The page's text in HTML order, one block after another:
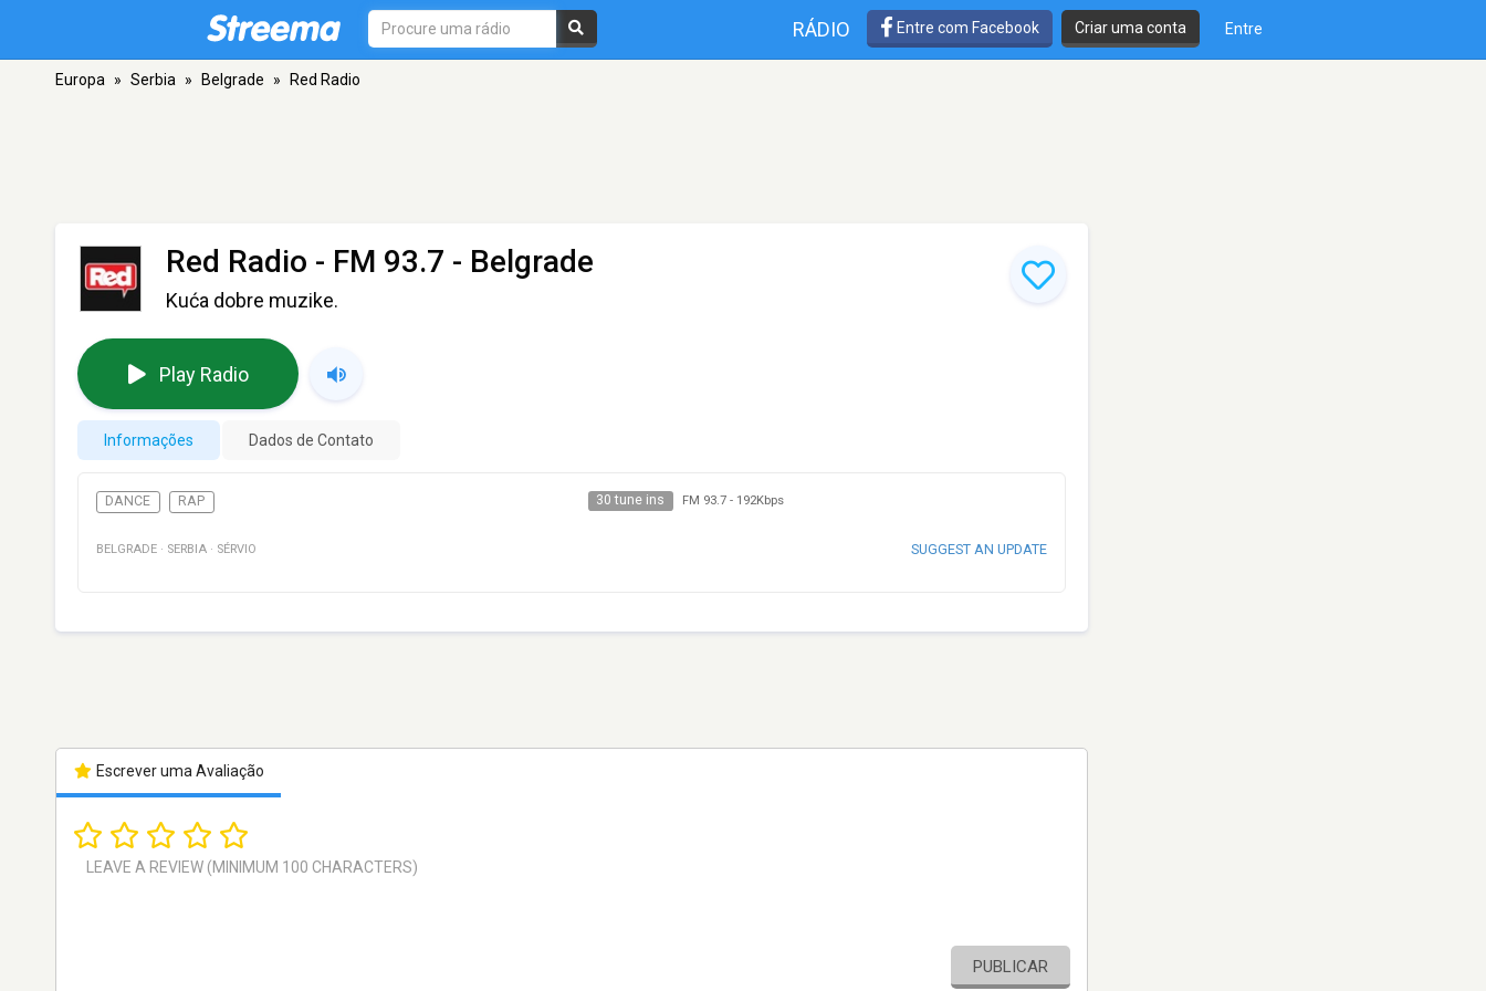
RÁDIO Entre com Facebook Criar uma conta Entre
Europa » Serbia » Belgrade » Red Radio
Red Radio - FM 93.7 - Belgrade
Kuća dobre muzike.
Play Radio
Informações Dados de Contato
DANCE RAP 30 tune ins FM 93.7- 192Kbps
BELGRADE · SERBIA · SÉRVIO SUGGEST AN UPDATE
Escrever uma Avaliação
PUBLICAR